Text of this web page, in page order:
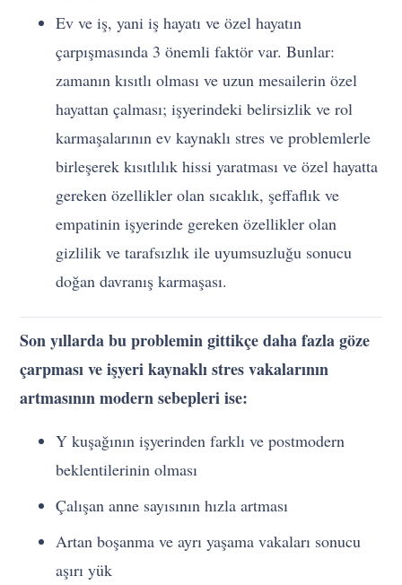
Ev ve iş, yani iş hayatı ve özel hayatın
çarpışmasında 3 önemli faktör var. Bunlar:
zamanın kısıtlı olması ve uzun mesailerin özel
hayattan çalması; işyerindeki belirsizlik ve rol
karmaşalarının ev kaynaklı stres ve problemlerle
birleşerek kısıtlılık hissi yaratması ve özel hayatta
gereken özellikler olan sıcaklık, şeffaflık ve
empatinin işyerinde gereken özellikler olan
gizlilik ve tarafsızlık ile uyumsuzluğu sonucu
doğan davranış karmaşası.
Son yıllarda bu problemin gittikçe daha fazla göze
çarpması ve işyeri kaynaklı stres vakalarının
artmasının modern sebepleri ise:
Y kuşağının işyerinden farklı ve postmodern
beklentilerinin olması
Çalışan anne sayısının hızla artması
Artan boşanma ve ayrı yaşama vakaları sonucu
aşırı yük